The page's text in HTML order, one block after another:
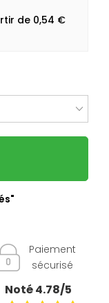
de 0,54 €
Paiement
sécurisé
Noté 4.78/5